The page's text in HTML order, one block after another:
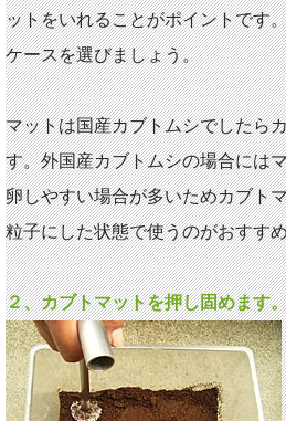
ットをいれることがポイントです
ケースを選びましょう。
マットは国産カブトムシでしたら
す。外国産カブトムシの場合には
卵しやすい場合が多いためカブト
粒子にした状態で使うのがおすす
２、カブトマットを押し固めます